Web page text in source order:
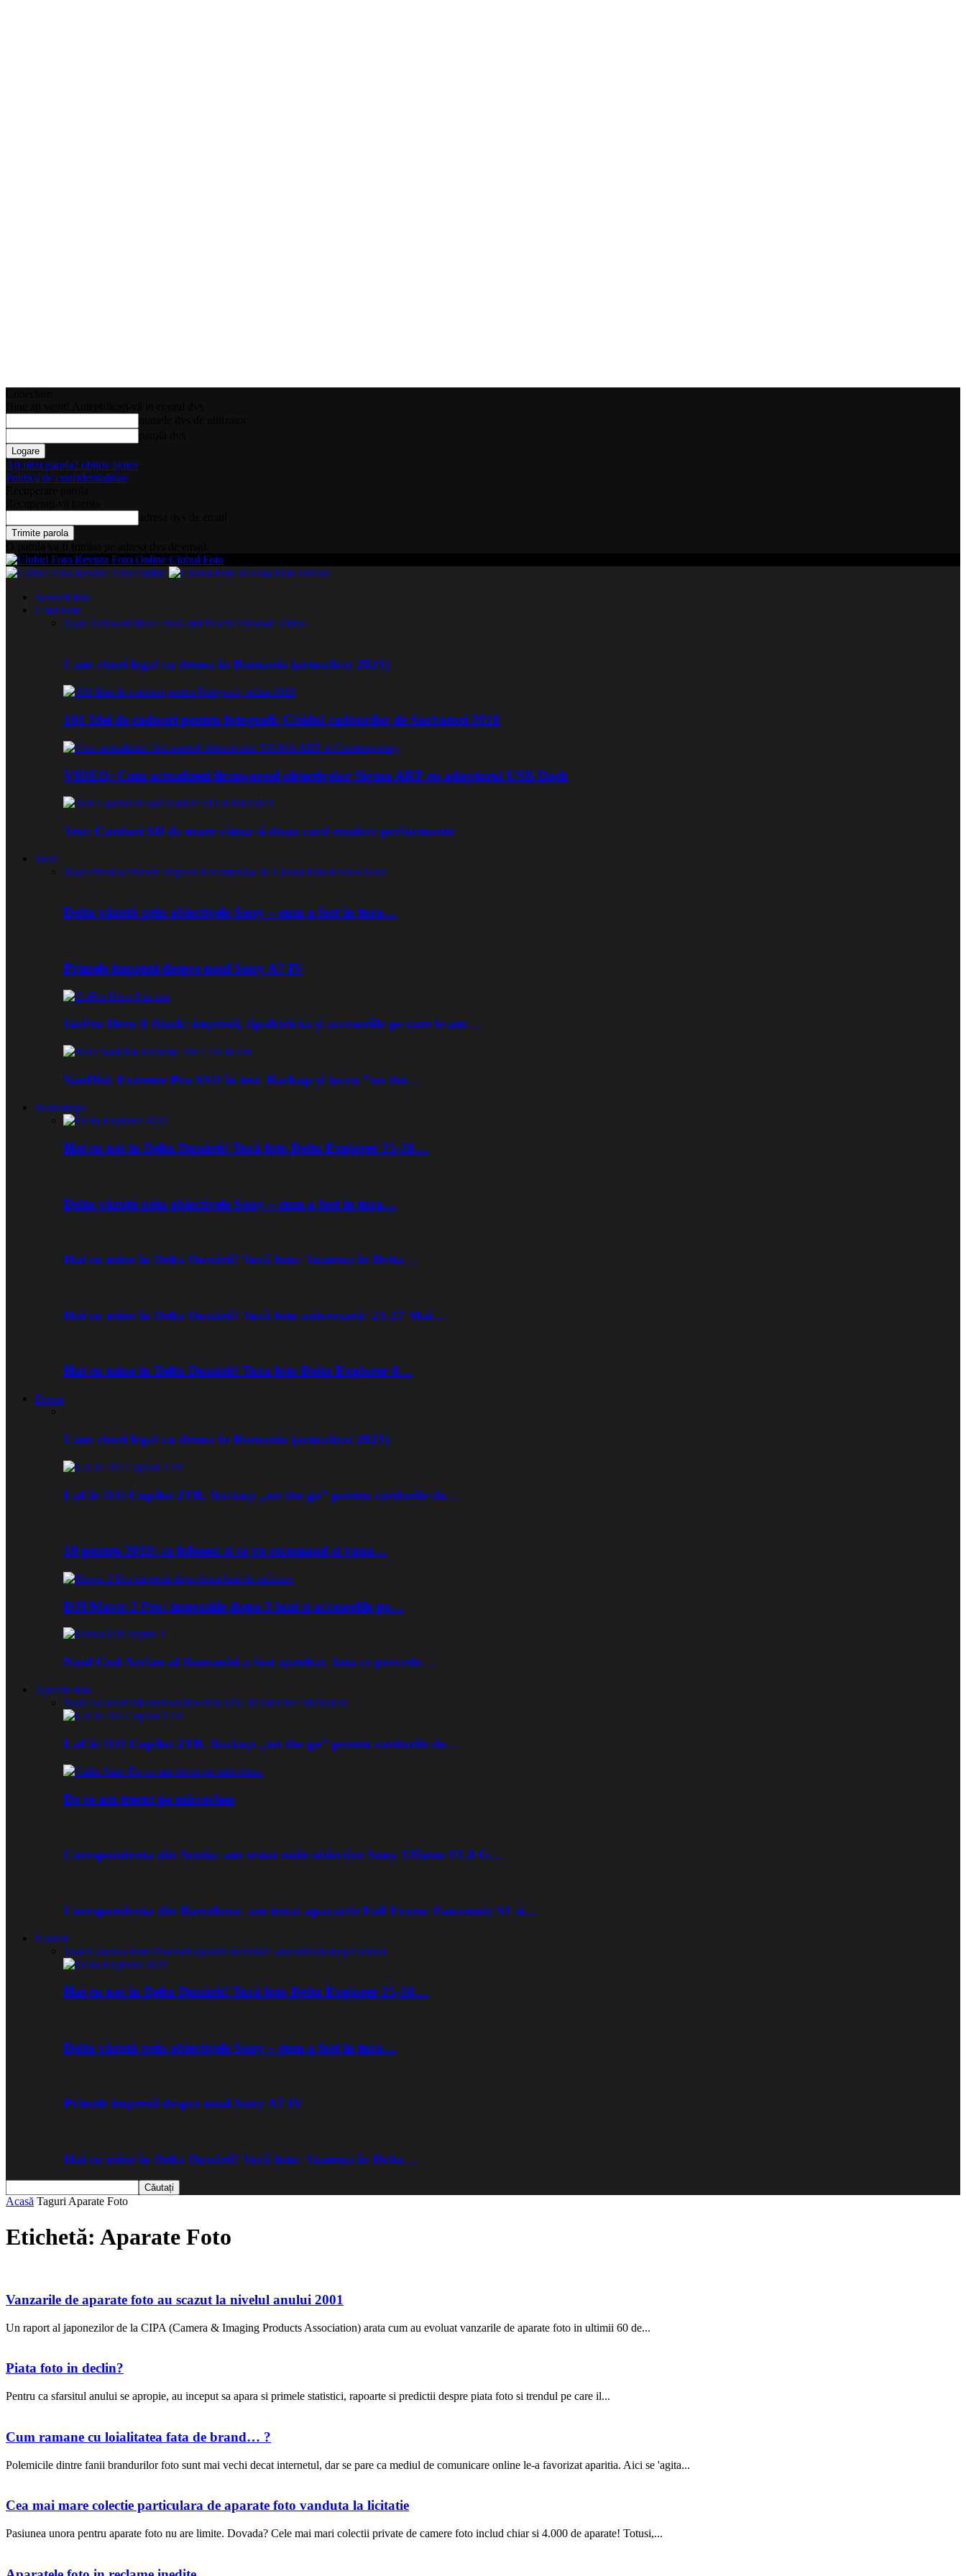
Ați uitat parola? obține ajutor
Politica de confidentialitate
Clubul Foto
Servicii foto
Ghid Foto
ToateArticoleEditare fotoGhid PracticTutoriale Video
Cum zbori legal cu drona in Romania (actualizat 2021)
101 Idei de cadouri pentru fotografi: Ghidul cadourilor de Sarbatori 2018
VIDEO: Cum actualizezi firmwareul obiectivelor Sigma ART cu adaptorul USB Dock
Test: Carduri SD de mare viteza si doua card-readere performante
Teste
ToatePreviewPrimele impresiiRecomandat de Clubul FotoReviewTeste
Delta văzută prin obiectivele Sony – cum a fost în tura…
Primele impresii despre noul Sony A7 IV
GoPro Hero 8 Black: impresii, tips&tricks și accesoriile pe care le-am…
SanDisk Extreme Pro SSD în test. Backup și lucru ”on the…
Workshops
Hai cu noi în Delta Dunării! Tură foto Delta Explorer 25-28…
Delta văzută prin obiectivele Sony – cum a fost în tura…
Hai cu mine în Delta Dunării! Tură foto: Toamna în Delta…
Hai cu mine în Delta Dunării! Tură foto aniversară: 23-27 Mai…
Hai cu mine în Delta Dunării! Tura foto Delta Explorer 8…
Drone
Cum zbori legal cu drona in Romania (actualizat 2021)
LaCie DJI Copilot 2TB. Backup „on the go” pentru cardurile de…
10 pentru 2019: ce folosesc si ce va recomand si voua…
DJI Mavic 2 Pro: impresiile dupa 3 luni si accesoriile pe…
Noul Cod Aerian al Romaniei a fost aprobat. Iata ce prevede…
Aparate foto
ToateAccesoriiMirrorlessObiective DSLRObiective Mirrorless
LaCie DJI Copilot 2TB. Backup „on the go” pentru cardurile de…
De ce am trecut pe mirrorless
Corespondenta din Scotia: am testat noile obiective Sony 135mm f/1.8 G…
Corespondenta din Barcelona: am testat aparatele Full Frame Panasonic S1 si…
Noutati
ToateConcurs FotoDiverseExpozitiiInterviuriLansariWorkshopZvonuri
Hai cu noi în Delta Dunării! Tură foto Delta Explorer 25-28…
Delta văzută prin obiectivele Sony – cum a fost în tura…
Primele impresii despre noul Sony A7 IV
Hai cu mine în Delta Dunării! Tură foto: Toamna în Delta…
Acasă Taguri Aparate Foto
Etichetă: Aparate Foto
Vanzarile de aparate foto au scazut la nivelul anului 2001
Un raport al japonezilor de la CIPA (Camera & Imaging Products Association) arata cum au evoluat vanzarile de aparate foto in ultimii 60 de...
Piata foto in declin?
Pentru ca sfarsitul anului se apropie, au inceput sa apara si primele statistici, rapoarte si predictii despre piata foto si trendul pe care il...
Cum ramane cu loialitatea fata de brand… ?
Polemicile dintre fanii brandurilor foto sunt mai vechi decat internetul, dar se pare ca mediul de comunicare online le-a favorizat aparitia. Aici se 'agita...
Cea mai mare colectie particulara de aparate foto vanduta la licitatie
Pasiunea unora pentru aparate foto nu are limite. Dovada? Cele mai mari colectii private de camere foto includ chiar si 4.000 de aparate! Totusi,...